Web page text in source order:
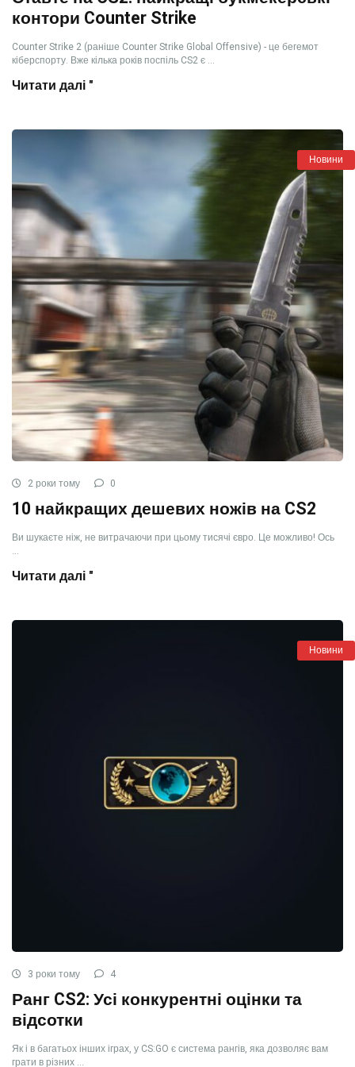
контори Counter Strike
Counter Strike 2 (раніше Counter Strike Global Offensive) - це бегемот
кіберспорту. Вже кілька років поспіль CS2 є ...
Читати далі "
Новини
2 роки тому 0
10 найкращих дешевих ножів на CS2
Ви шукаєте ніж, не витрачаючи при цьому тисячі євро. Це можливо! Ось
Читати далі "
Новини
3 роки тому 4
Ранг CS2: Усі конкурентні оцінки та
відсотки
Як і в багатьох інших іграх, у CS:GO є система рангів, яка дозволяє вам
грати в різних ...